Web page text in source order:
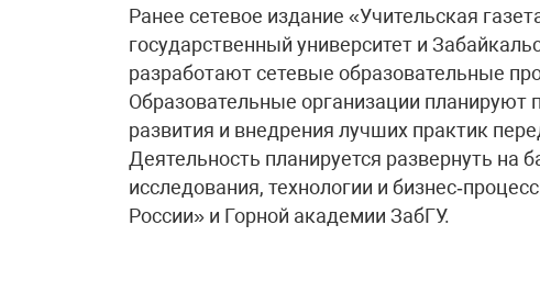
Ранее сетевое издание «Учительская
государственный университет и
разработают сетевые образовательные
Образовательные организации планируют
развития и внедрения лучших практик
Деятельность планируется развернуть
исследования, технологии и
России» и Горной академии ЗабГУ.